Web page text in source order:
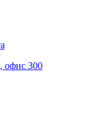
офис 300